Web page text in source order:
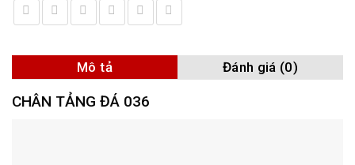
Mô tả Đánh giá (0)
CHÂN TẢNG ĐÁ 036